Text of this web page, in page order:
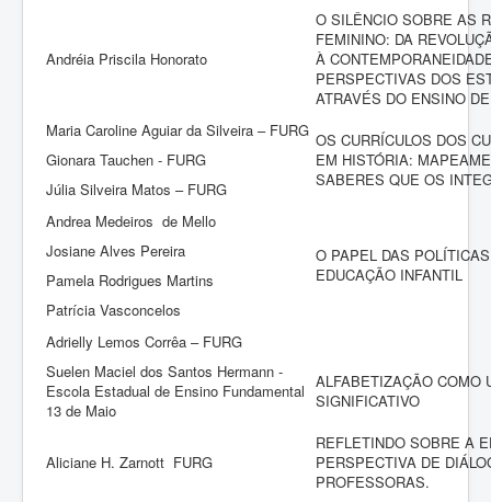
Andréia Priscila Honorato
O SILÊNCIO SOBRE AS
FEMININO: DA
À
PERSPECTIVAS DOS
ATRAVÉS DO ENSINO
Maria Caroline Aguiar da Silveira – FURG
Gionara Tauchen - FURG
Júlia Silveira Matos – FURG
OS CURRÍCULOS DOS
EM HISTÓRIA:
SABERES QUE OS
Andrea Medeiros de Mello
Josiane Alves Pereira
Pamela Rodrigues Martins
Patrícia Vasconcelos
O PAPEL DAS
EDUCAÇÃO INFANTIL
Adrielly Lemos Corrêa – FURG
Suelen Maciel dos Santos Hermann -
Escola Estadual de Ensino Fundamental
13 de Maio
ALFABETIZAÇÃO COMO
SIGNIFICATIVO
Aliciane H. Zarnott FURG
REFLETINDO SOBRE A
PERSPECTIVA DE
PROFESSORAS.